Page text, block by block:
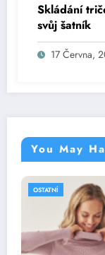
Skládání
svůj šatník
17 Června,
You May
OSTATNÍ